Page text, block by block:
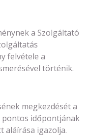
a Szolgáltató
felvétele a
történik.
megkezdését a
pontos időpontjának
aláírása igazolja.